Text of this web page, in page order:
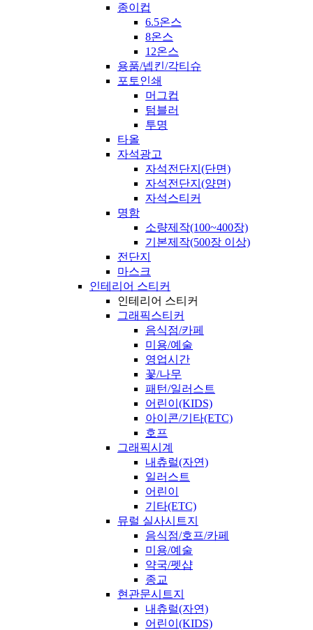
종이컵
6.5온스
8온스
12온스
용품/넵킨/각티슈
포토인쇄
머그컵
텀블러
투명
타올
자석광고
자석전단지(단면)
자석전단지(양면)
자석스티커
명함
소량제작(100~400장)
기본제작(500장 이상)
전단지
마스크
인테리어 스티커
인테리어 스티커
그래픽스티커
음식점/카페
미용/예술
영업시간
꽃/나무
패턴/일러스트
어린이(KIDS)
아이콘/기타(ETC)
호프
그래픽시계
내츄럴(자연)
일러스트
어린이
기타(ETC)
뮤럴 실사시트지
음식점/호프/카페
미용/예술
약국/펫샵
종교
현관문시트지
내츄럴(자연)
어린이(KIDS)